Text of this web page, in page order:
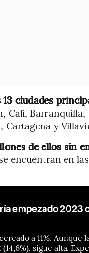
ciudades
Cali, Barranquilla,
Cartagena y
de ellos sin
encuentran en
empezado 2023
a 11%. Aunque
sigue alta.